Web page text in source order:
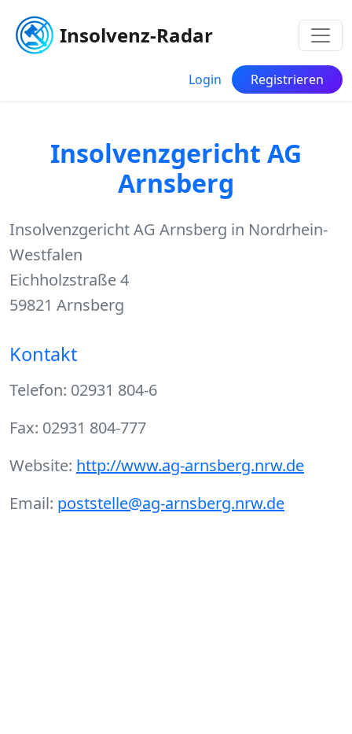
Insolvenz-Radar
Login Registrieren
Insolvenzgericht AG
Arnsberg
Insolvenzgericht AG Arnsberg in Nordrhein-
Westfalen
Eichholzstraße 4
59821 Arnsberg
Kontakt
Telefon: 02931 804-6
Fax: 02931 804-777
Website: http://www.ag-arnsberg.nrw.de
Email: poststelle@ag-arnsberg.nrw.de